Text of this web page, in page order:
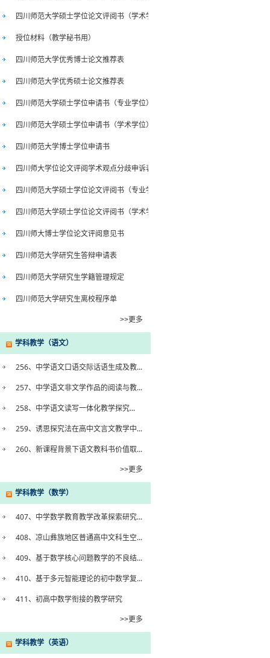
四川师范大学硕士学位论文评阅书（学术学位）
授位材料（教学秘书用）
四川师范大学优秀博士论文推荐表
四川师范大学优秀硕士论文推荐表
四川师范大学硕士学位申请书（专业学位）
四川师范大学硕士学位申请书（学术学位）
四川师范大学博士学位申请书
四川师大学位论文评阅学术观点分歧申诉表
四川师范大学硕士学位论文评阅书（专业学位）
四川师范大学硕士学位论文评阅书（学术学位）
四川师大博士学位论文评阅意见书
四川师范大学研究生答辩申请表
四川师范大学研究生学籍管理规定
四川师范大学研究生离校程序单
>>更多
学科教学（语文）
256、中学语文口语交际话语生成及教...
257、中学语文非文学作品的阅读与教...
258、中学语文读写一体化教学探究...
259、诱思探究法在高中文言文教学中...
260、新课程背景下语文教科书价值取...
>>更多
学科教学（数学）
407、中学数学教育教学改革探索研究...
408、凉山彝族地区普通高中文科生空...
409、基于数学核心问题教学的不良结...
410、基于多元智能理论的初中数学复...
411、初高中数学衔接的教学研究
>>更多
学科教学（英语）